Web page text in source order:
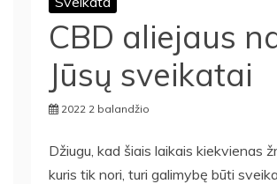
CBD aliejaus
Jūsų sveikatai
2022 2 balandžio
Džiugu, kad šiais laikais kiekvienas
kuris tik nori, turi galimybę būti